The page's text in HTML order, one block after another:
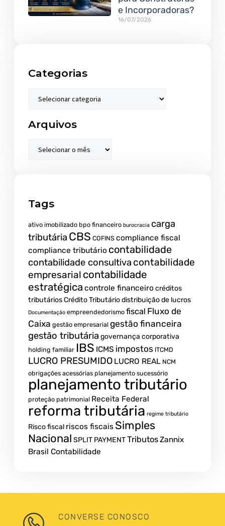
e Incorporadoras?
16/07/2026
Categorias
Arquivos
Tags
ativo imobilizado bpo financeiro burocracia carga
tributária CBS COFINS compliance fiscal
compliance tributário contabilidade
contabilidade consultiva contabilidade
empresarial contabilidade
estratégica controle financeiro créditos
tributáriosCrédito Tributáriodistribuição de lucros
Documentação empreendedorismo fiscal Fluxo de
Caixa gestão empresarial gestão financeira
gestão tributária governança corporativa
holding familiar IBS ICMS impostos ITCMD
LUCRO PRESUMIDO LUCRO REAL NCM
obrigações acessórias planejamento sucessório
planejamento tributário
proteção patrimonial Receita Federal
reforma tributária regime tributário
Risco fiscal riscos fiscais Simples
Nacional SPLIT PAYMENTTributosZannix
Brasil Contabilidade
CONVERSE CONOSCO